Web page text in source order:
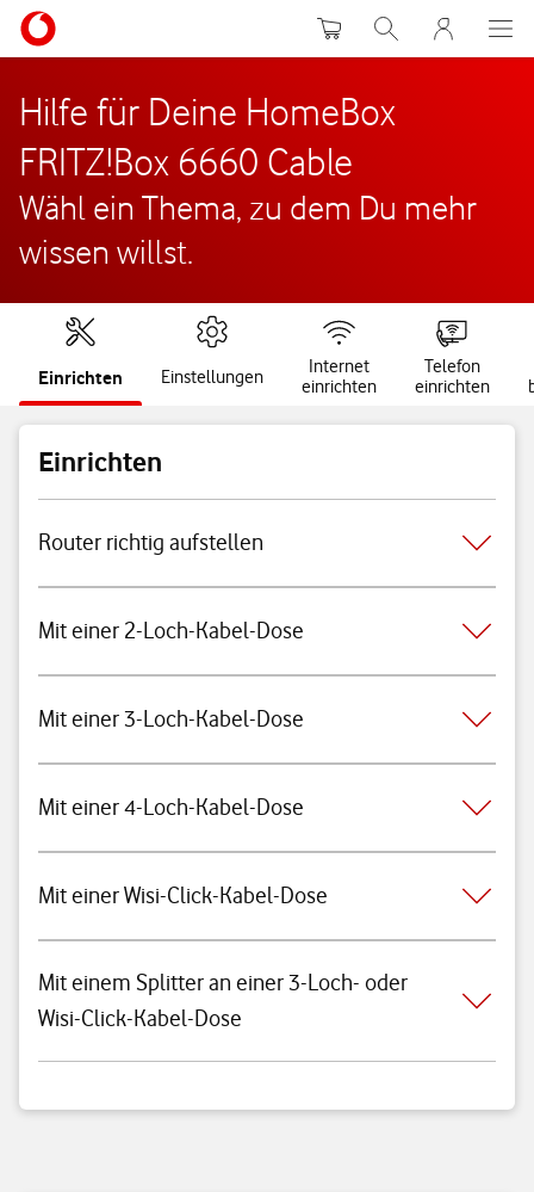
WarenkorbSuche MeinVodafone
Hilfe für Deine HomeBox
FRITZ!Box 6660 Cable
Wähl ein Thema, zu dem Du mehr
wissen willst.
Einrichten Einstellungen
Internet
einrichten
Telefon
einrichten
Einrichten
Router richtig aufstellen
Mit einer 2-Loch-Kabel-Dose
Mit einer 3-Loch-Kabel-Dose
Mit einer 4-Loch-Kabel-Dose
Mit einer Wisi-Click-Kabel-Dose
Mit einem Splitter an einer 3-Loch- oder
Wisi-Click-Kabel-Dose